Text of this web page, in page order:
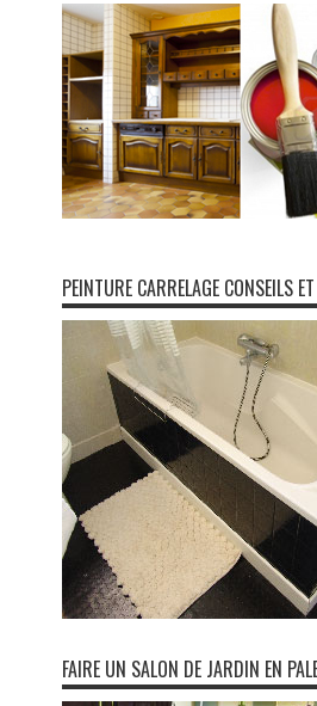
PEINTURE CARRELAGE CONSEILS
FAIRE UN SALON DE JARDIN EN